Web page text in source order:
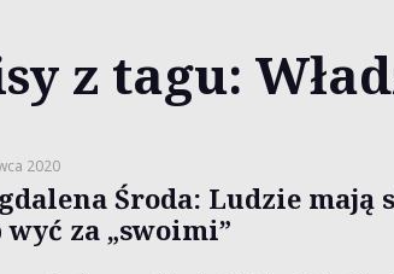
z tagu:
2020
Środa: Ludzie mają
za „swoimi”